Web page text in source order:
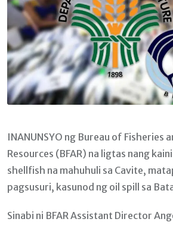
INANUNSYO ng Bureau of Fisheries
Resources (BFAR) na ligtas nang
shellfish na mahuhuli sa Cavite,
pagsusuri, kasunod ng oil spill sa
Sinabi ni BFAR Assistant Director